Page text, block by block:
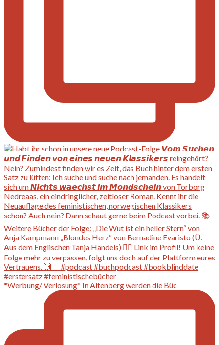
*Werbung/ Verlosung* In Altenberg werden die Büc